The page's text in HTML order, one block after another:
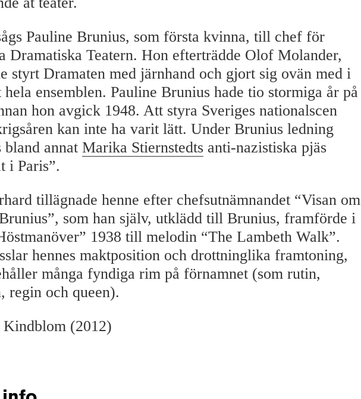
Pauline Brunius, som första kvinna, till chef för
Dramatiska Teatern. Hon efterträdde Olof Molander,
styrt Dramaten med järnhand och gjort sig ovän med i
hela ensemblen. Pauline Brunius hade tio stormiga år på
hon avgick 1948. Att styra Sveriges nationalscen
kan inte ha varit lätt. Under Brunius ledning
bland annat Marika Stiernstedts anti-nazistiska pjäs
i Paris”.
tillägnade henne efter chefsutnämnandet “Visan om
som han själv, utklädd till Brunius, framförde i
1938 till melodin “The Lambeth Walk”.
hennes maktposition och drottninglika framtoning,
många fyndiga rim på förnamnet (som rutin,
regin och queen).
(2012)